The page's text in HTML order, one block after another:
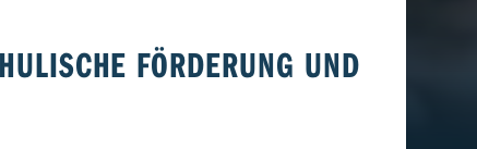
Impressum
FÖRDERUNG UND